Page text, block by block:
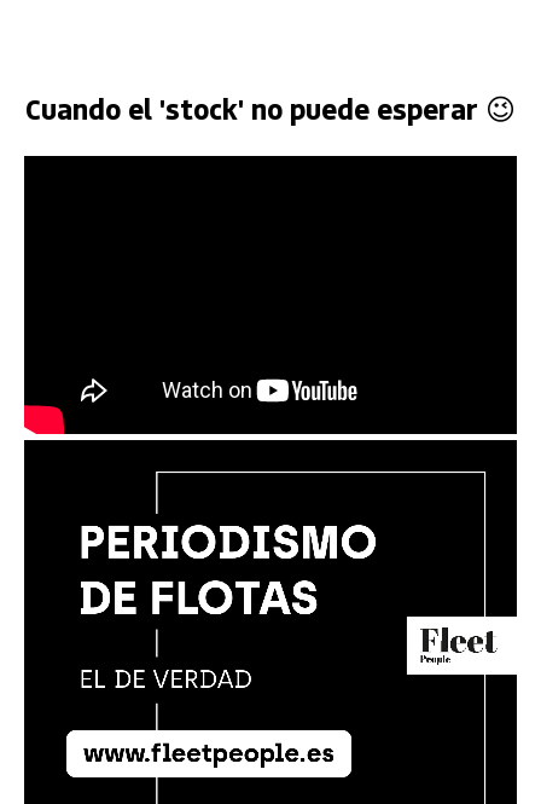
Cuando el 'stock' no puede esperar 😉